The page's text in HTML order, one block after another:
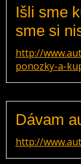
Išli sme
sme si
http://
ponozky-a-
Dávam
http://